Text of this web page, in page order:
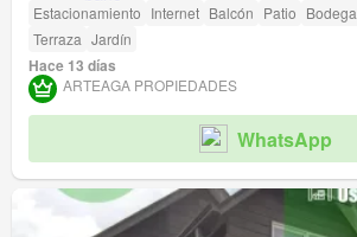
Estacionamiento Internet Balcón Patio Bodega
Terraza Jardín
Hace 13 días
ARTEAGA PROPIEDADES
WhatsApp